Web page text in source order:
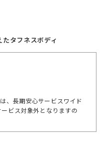
タフネスボディ
、長期安心サービスワイド
ビス対象外となりますの